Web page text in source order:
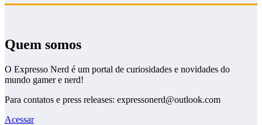
Quem somos
O Expresso Nerd é um portal de curiosidades e novidades do
mundo gamer e nerd!
Para contatos e press releases: expressonerd@outlook.com
Acessar